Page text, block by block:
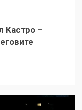
Кастро –